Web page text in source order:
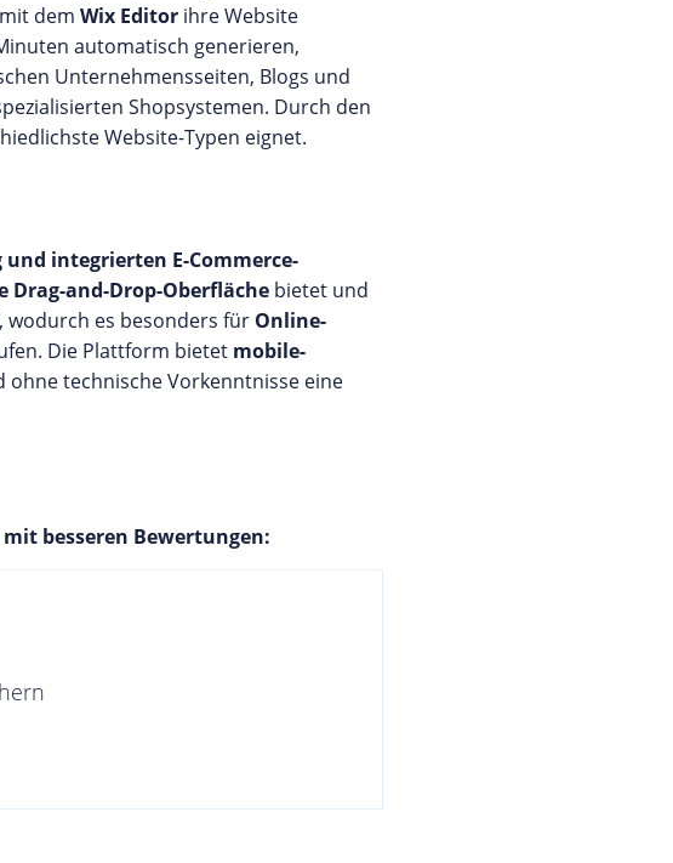
dem Wix Editor ihre Website
automatisch generieren,
Unternehmensseiten, Blogs und
Shopsystemen. Durch den
Website-Typen eignet.
integrierten E-Commerce-
and-Drop-Oberfläche bietet und
, wodurch es besonders für Online-
Die Plattform bietet mobile-
ohne technische Vorkenntnisse eine
besseren Bewertungen: